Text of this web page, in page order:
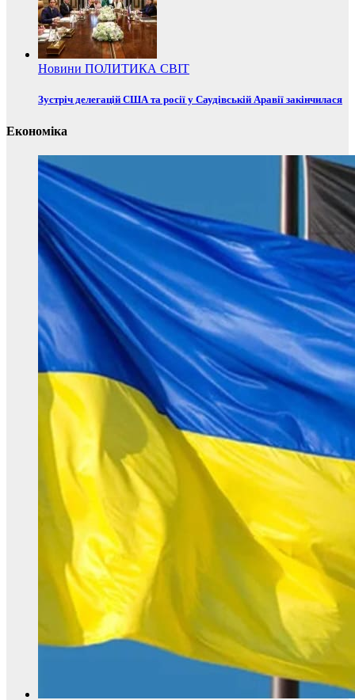
Новини ПОЛИТИКА СВІТ
Зустріч делегацій США та росії у Саудівській Аравії закінчилася
Економіка